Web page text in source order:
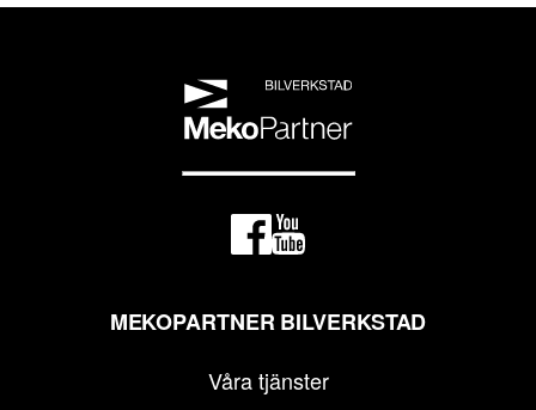
MEKOPARTNER BILVERKSTAD
Våra tjänster